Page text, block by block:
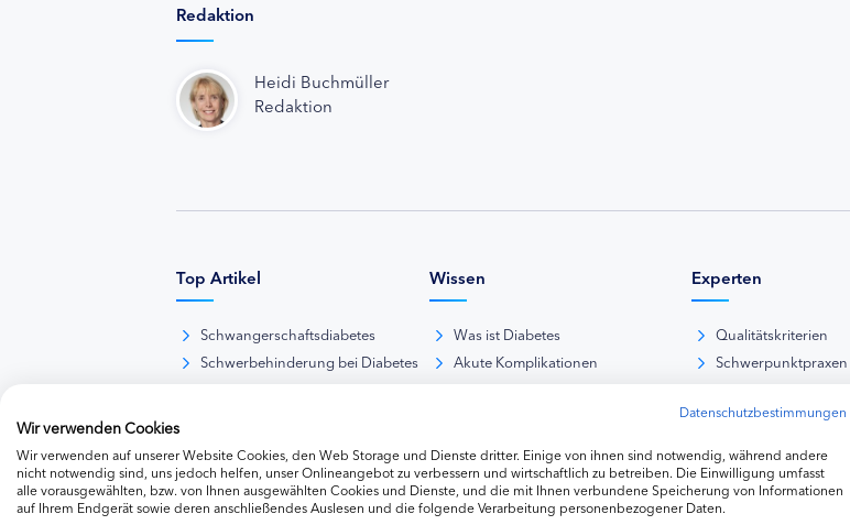
Redaktion
Heidi Buchmüller
Redaktion
Top Artikel
Schwangerschaftsdiabetes
Schwerbehinderung bei Diabetes
Wissen
Was ist Diabetes
Akute Komplikationen
Therapie Typ-2-Diabetes
Weitere hormonelle Erkrankungen
Experten
Qualitätskriterien
Schwerpunktpraxen
Kliniken
Diabetes-Fachhändler
Datenschutzbestimmungen
Wir verwenden Cookies
Wir verwenden auf unserer Website Cookies, den Web Storage und Dienste dritter. Einige von ihnen sind notwendig, während andere
nicht notwendig sind, uns jedoch helfen, unser Onlineangebot zu verbessern und wirtschaftlich zu betreiben. Die Einwilligung umfasst
alle vorausgewählten, bzw. von Ihnen ausgewählten Cookies und Dienste, und die mit Ihnen verbundene Speicherung von Informationen
auf Ihrem Endgerät sowie deren anschließendes Auslesen und die folgende Verarbeitung personenbezogener Daten.